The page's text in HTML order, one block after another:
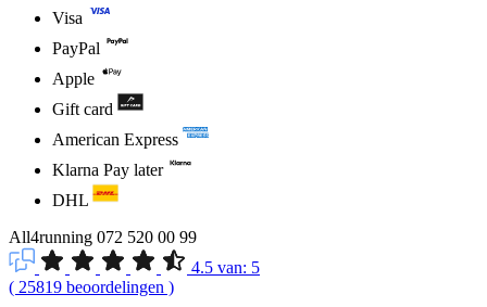
Visa
PayPal
Apple
Gift card
American Express
Klarna Pay later
DHL
All4running 072 520 00 99
4.5 van: 5
( 25819 beoordelingen )